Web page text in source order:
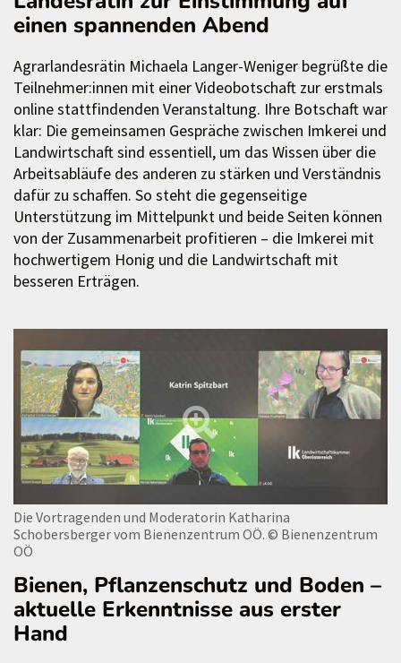
einen spannenden Abend
Agrarlandesrätin Michaela Langer-Weniger begrüßte die
Teilnehmer:innen mit einer Videobotschaft zur erstmals
online stattfindenden Veranstaltung. Ihre Botschaft war
klar: Die gemeinsamen Gespräche zwischen Imkerei und
Landwirtschaft sind essentiell, um das Wissen über die
Arbeitsabläufe des anderen zu stärken und Verständnis
dafür zu schaffen. So steht die gegenseitige
Unterstützung im Mittelpunkt und beide Seiten können
von der Zusammenarbeit profitieren – die Imkerei mit
hochwertigem Honig und die Landwirtschaft mit
besseren Erträgen.
Die Vortragenden und Moderatorin Katharina
Schobersberger vom Bienenzentrum OÖ. © Bienenzentrum
OÖ
Bienen, Pflanzenschutz und Boden –
aktuelle Erkenntnisse aus erster
Hand